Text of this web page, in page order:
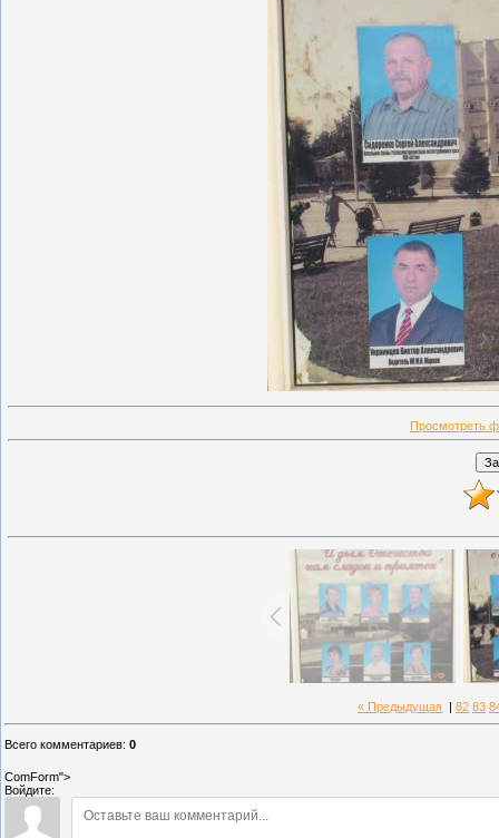
Просмотреть
« Предыдущая 82 83
Всего комментариев: 0
ComForm">
Войдите: